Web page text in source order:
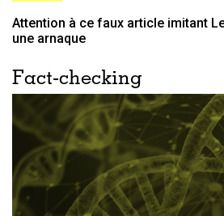
Attention à ce faux article imitant
une arnaque
Fact-checking